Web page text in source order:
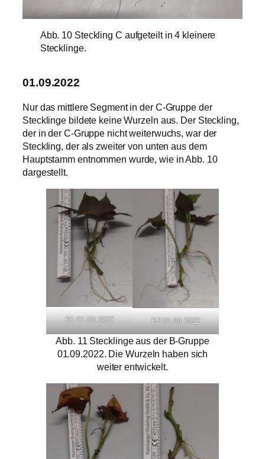
Abb. 10 Steckling C aufgeteilt in 4 kleinere
Stecklinge.
01.09.2022
Nur das mittlere Segment in der C-Gruppe der
Stecklinge bildete keine Wurzeln aus. Der Steckling,
der in der C-Gruppe nicht weiterwuchs, war der
Steckling, der als zweiter von unten aus dem
Hauptstamm entnommen wurde, wie in Abb. 10
dargestellt.
B1 01.09.2022 B2 01.09.2022
Abb. 11 Stecklinge aus der B-Gruppe
01.09.2022. Die Wurzeln haben sich
weiter entwickelt.